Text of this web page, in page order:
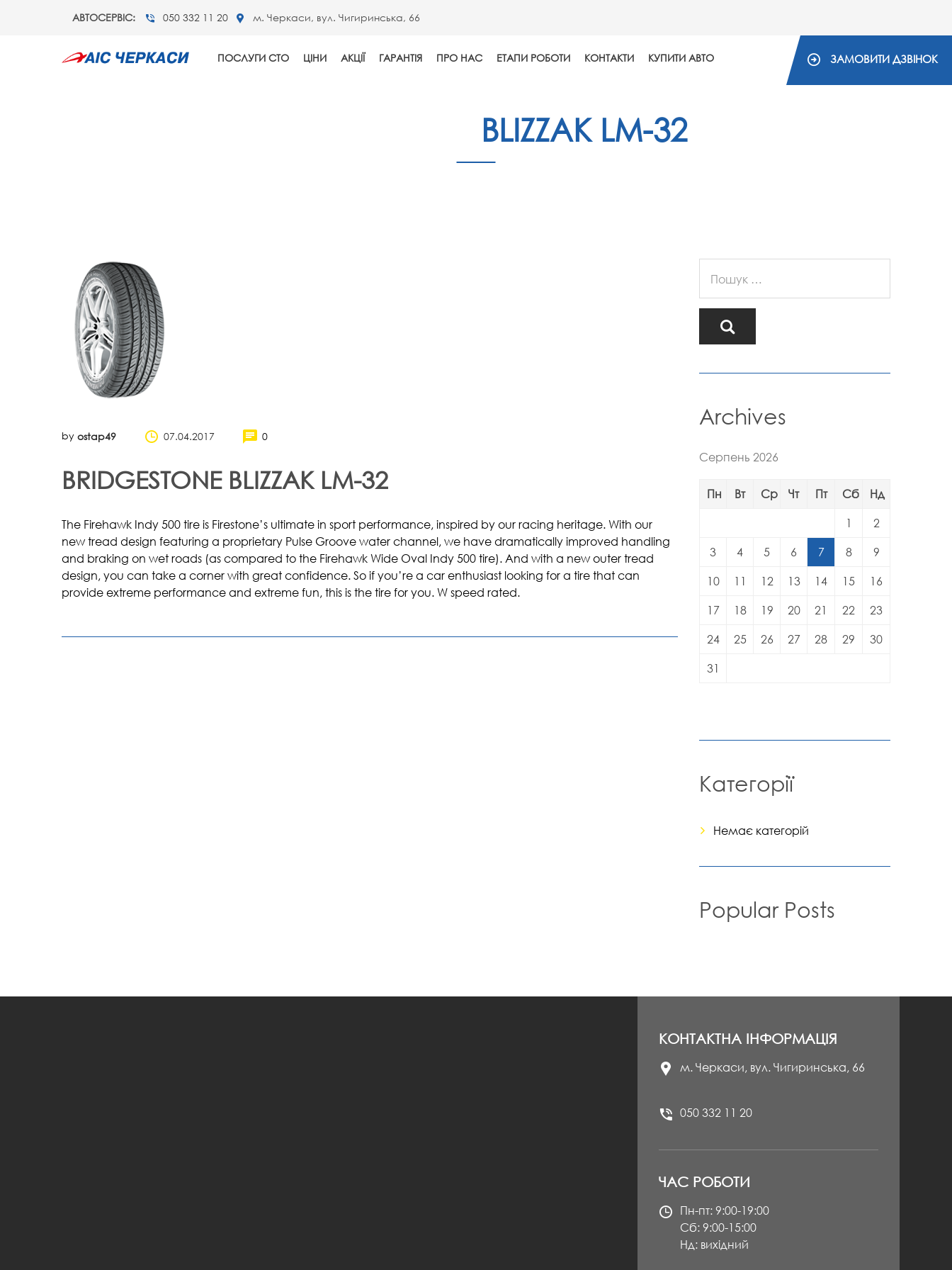
АВТОСЕРВІС: 050 332 11 20 м. Черкаси, вул. Чигиринська, 66
ПОСЛУГИ СТО ЦІНИ АКЦІЇ ГАРАНТІЯ ПРО НАС ЕТАПИ РОБОТИ КОНТАКТИ КУПИТИ АВТО ЗАМОВИТИ ДЗВІНОК
BLIZZAK LM-32
by ostap49 07.04.2017 0
BRIDGESTONE BLIZZAK LM-32
The Firehawk Indy 500 tire is Firestone’s ultimate in sport performance, inspired by our racing heritage. With our
new tread design featuring a proprietary Pulse Groove water channel, we have dramatically improved handling
and braking on wet roads (as compared to the Firehawk Wide Oval Indy 500 tire). And with a new outer tread
design, you can take a corner with great confidence. So if you’re a car enthusiast looking for a tire that can
provide extreme performance and extreme fun, this is the tire for you. W speed rated.
Archives
Серпень 2026
Пн Вт Ср Чт Пт Сб Нд
1 2
3 4 5 6 7 8 9
10 11 12 13 14 15 16
17 18 19 20 21 22 23
24 25 26 27 28 29 30
31
Категорії
Немає категорій
Popular Posts
КОНТАКТНА ІНФОРМАЦІЯ
м. Черкаси, вул. Чигиринська, 66
050 332 11 20
ЧАС РОБОТИ
Пн-пт: 9:00-19:00
Сб: 9:00-15:00
Нд: вихідний